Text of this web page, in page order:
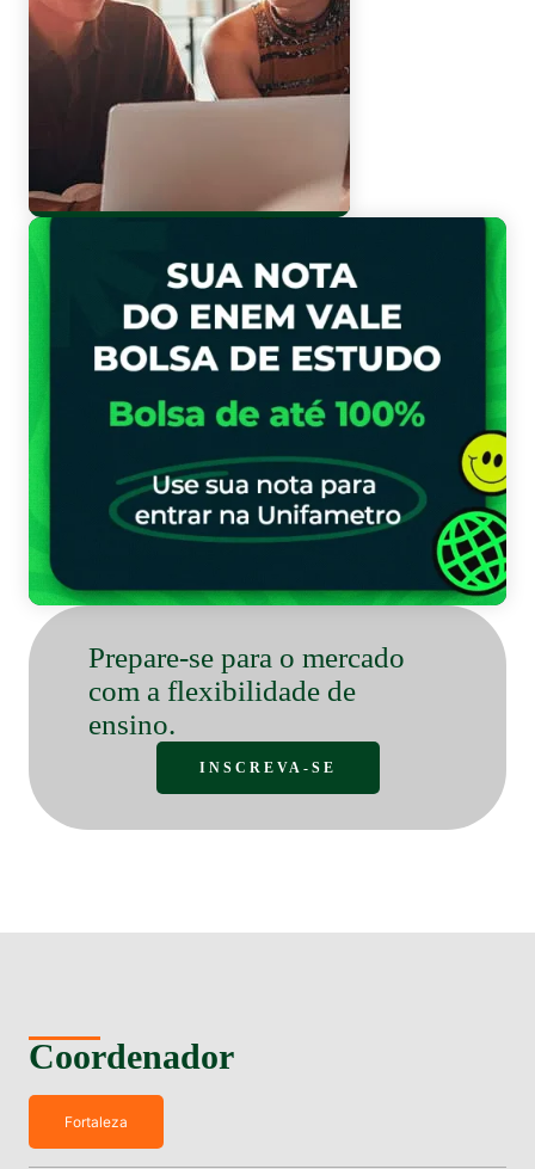
Prepare-se para o mercado
com a flexibilidade de
ensino.
INSCREVA-SE
Coordenador
Fortaleza